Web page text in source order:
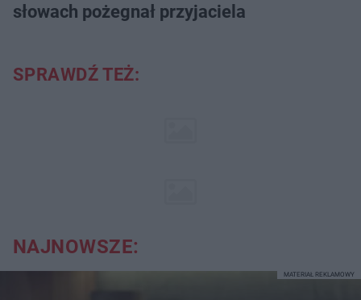
słowach pożegnał przyjaciela
SPRAWDŹ TEŻ:
NAJNOWSZE:
MATERIAŁ REKLAMOWY